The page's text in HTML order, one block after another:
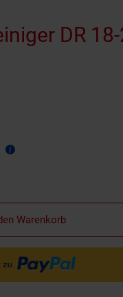
DR
Warenkorb